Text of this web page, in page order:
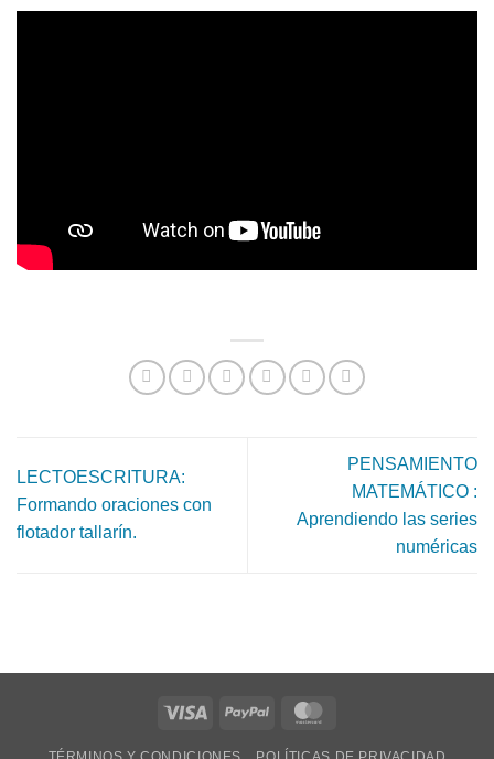
LECTOESCRITURA:
Formando oraciones con
flotador tallarín.
PENSAMIENTO
MATEMÁTICO :
Aprendiendo las series
numéricas